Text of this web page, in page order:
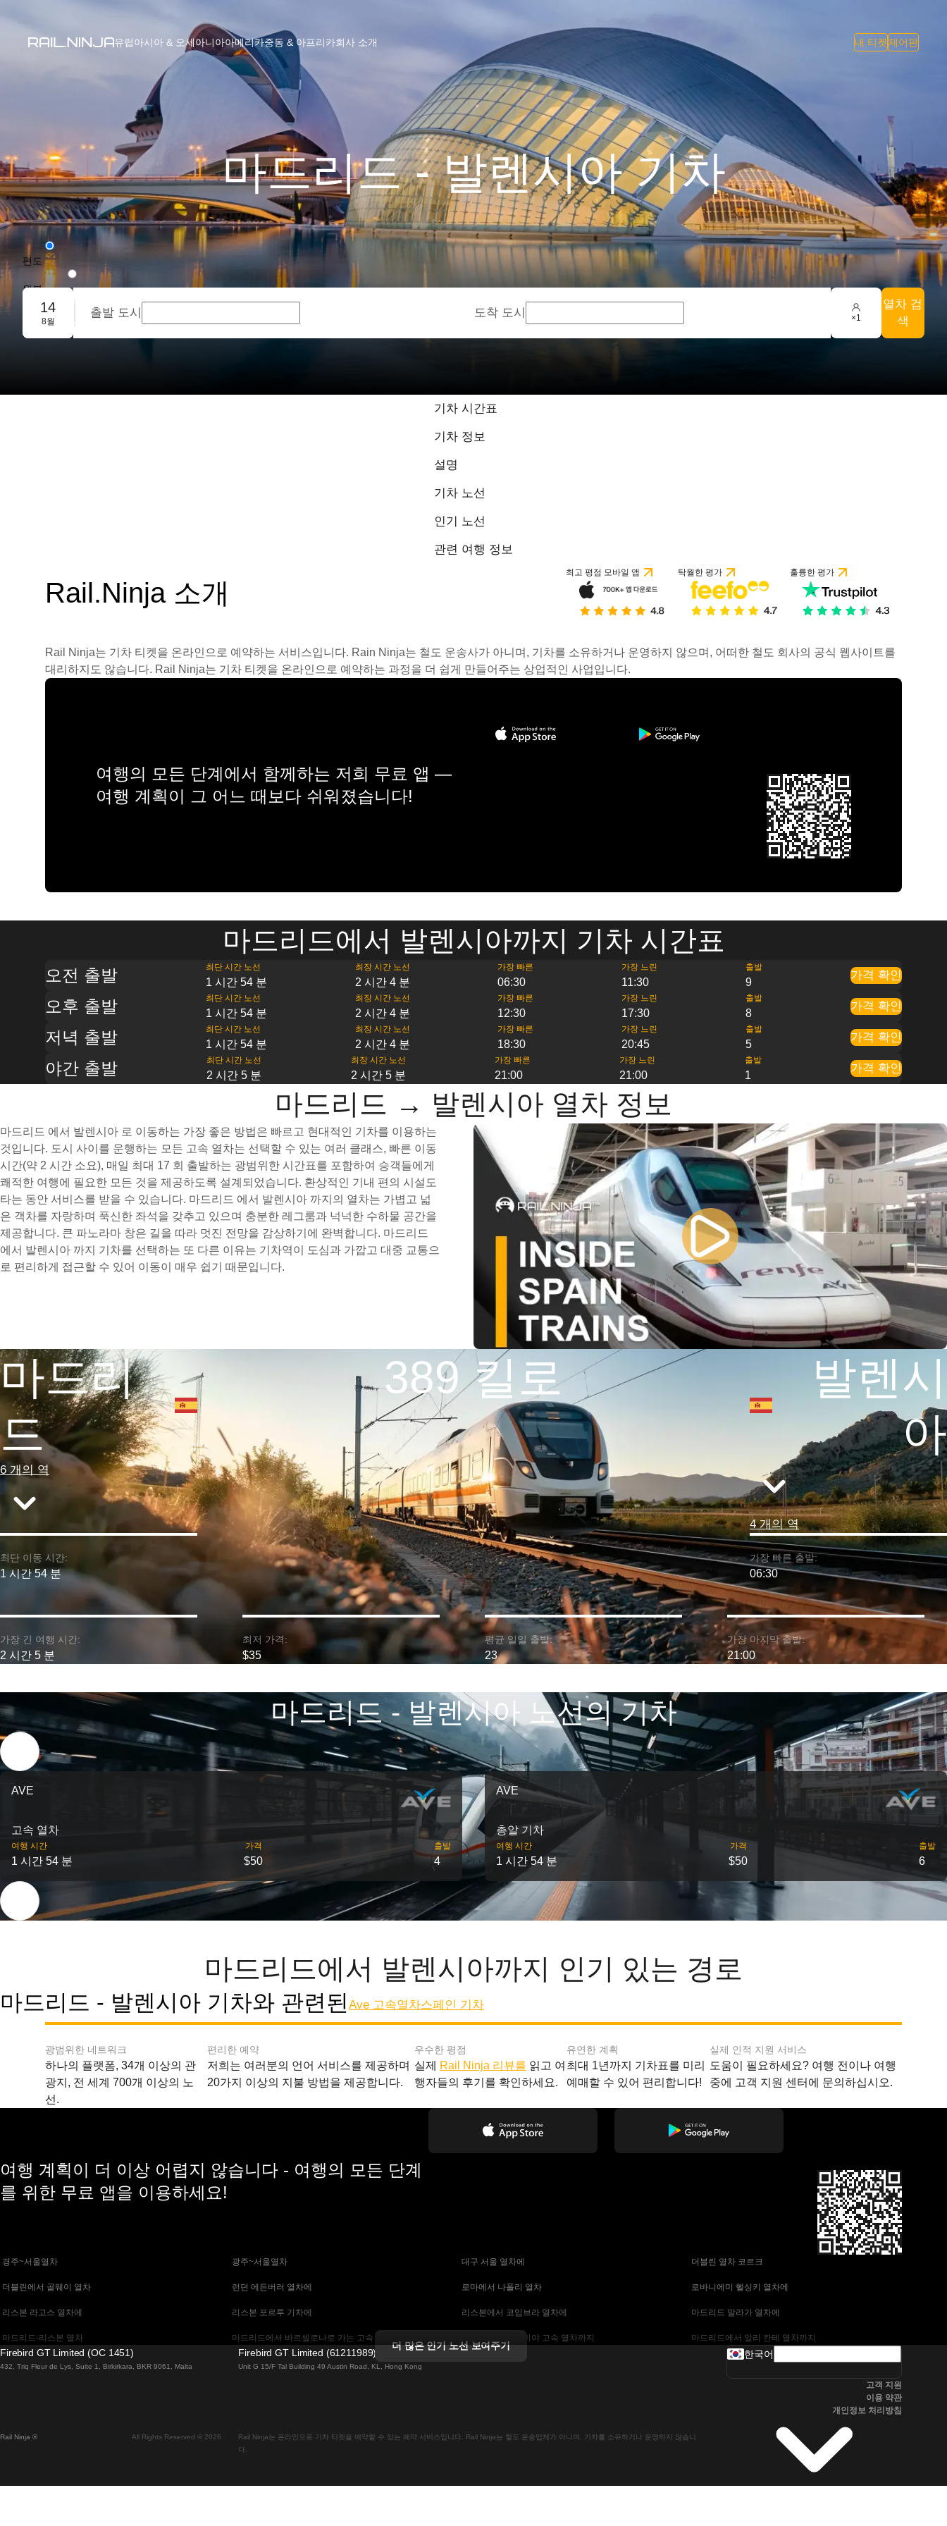
유럽아시아 & 오세아니아아메리카중동 & 아프리카회사 소개 내 티켓 제어판
마드리드 - 발렌시아 기차
편도
왕복
단체 예약
14
8월
출발 도시 도착 도시 ×1
열차 검
색
기차 시간표
기차 정보
설명
기차 노선
인기 노선
관련 여행 정보
Rail.Ninja 소개
최고 평점 모바일 앱 탁월한 평가 훌륭한 평가
Rail Ninja는 기차 티켓을 온라인으로 예약하는 서비스입니다. Rain Ninja는 철도 운송사가 아니며, 기차를 소유하거나 운영하지 않으며, 어떠한 철도 회사의 공식 웹사이트를
대리하지도 않습니다. Rail Ninja는 기차 티켓을 온라인으로 예약하는 과정을 더 쉽게 만들어주는 상업적인 사업입니다.
여행의 모든 단계에서 함께하는 저희 무료 앱 —
여행 계획이 그 어느 때보다 쉬워졌습니다!
마드리드에서 발렌시아까지 기차 시간표
오전 출발 최단 시간 노선
1 시간 54 분
최장 시간 노선
2 시간 4 분
가장 빠른
06:30
가장 느린
11:30
출발
9
가격 확인
오후 출발 최단 시간 노선
1 시간 54 분
최장 시간 노선
2 시간 4 분
가장 빠른
12:30
가장 느린
17:30
출발
8
가격 확인
저녁 출발 최단 시간 노선
1 시간 54 분
최장 시간 노선
2 시간 4 분
가장 빠른
18:30
가장 느린
20:45
출발
5
가격 확인
야간 출발 최단 시간 노선
2 시간 5 분
최장 시간 노선
2 시간 5 분
가장 빠른
21:00
가장 느린
21:00
출발
1
가격 확인
마드리드 → 발렌시아 열차 정보
마드리드 에서 발렌시아 로 이동하는 가장 좋은 방법은 빠르고 현대적인 기차를 이용하는
것입니다. 도시 사이를 운행하는 모든 고속 열차는 선택할 수 있는 여러 클래스, 빠른 이동
시간(약 2 시간 소요), 매일 최대 17 회 출발하는 광범위한 시간표를 포함하여 승객들에게
쾌적한 여행에 필요한 모든 것을 제공하도록 설계되었습니다. 환상적인 기내 편의 시설도
타는 동안 서비스를 받을 수 있습니다. 마드리드 에서 발렌시아 까지의 열차는 가볍고 넓
은 객차를 자랑하며 푹신한 좌석을 갖추고 있으며 충분한 레그룸과 넉넉한 수하물 공간을
제공합니다. 큰 파노라마 창은 길을 따라 멋진 전망을 감상하기에 완벽합니다. 마드리드
에서 발렌시아 까지 기차를 선택하는 또 다른 이유는 기차역이 도심과 가깝고 대중 교통으
로 편리하게 접근할 수 있어 이동이 매우 쉽기 때문입니다.
마드리
드
6 개의 역
389 킬로
발렌시
아
4 개의 역
최단 이동 시간:
1 시간 54 분
가장 빠른 출발:
06:30
가장 긴 여행 시간:
2 시간 5 분
최저 가격:
$35
평균 일일 출발:
23
가장 마지막 출발:
21:00
마드리드 - 발렌시아 노선의 기차
AVE
고속 열차
여행 시간
1 시간 54 분
가격
$50
출발
4
AVE
총알 기차
여행 시간
1 시간 54 분
가격
$50
출발
6
마드리드에서 발렌시아까지 인기 있는 경로
9.8 / 10점, 68개 리뷰 기준
마드리드 - 발렌시아 기차와 관련된 Ave 고속열차스페인 기차
광범위한 네트워크
하나의 플랫폼, 34개 이상의 관
광지, 전 세계 700개 이상의 노
선.
편리한 예약
저희는 여러분의 언어 서비스를 제공하며
20가지 이상의 지불 방법을 제공합니다.
우수한 평점
실제 Rail Ninja 리뷰를 읽고 여
행자들의 후기를 확인하세요.
유연한 계획
최대 1년까지 기차표를 미리
예매할 수 있어 편리합니다!
실제 인적 지원 서비스
도움이 필요하세요? 여행 전이나 여행
중에 고객 지원 센터에 문의하십시오.
여행 계획이 더 이상 어렵지 않습니다 - 여행의 모든 단계
를 위한 무료 앱을 이용하세요!
경주~서울열차 광주~서울열차 대구 서울 열차에 더블린 열차 코르크
더블린에서 골웨이 열차 런던 에든버러 열차에 로마에서 나폴리 열차 로바니에미 헬싱키 열차에
리스본 라고스 열차에 리스본 포르투 기차에 리스본에서 코임브라 열차에 마드리드 말라가 열차에
마드리드-리스본 열차 마드리드에서 바르셀로나로 가는 고속 열차 마드리드에서 세비야 고속 열차까지 마드리드에서 알리 칸테 열차까지
말라가 마드리드 기차에 바르셀로나 마드리드 기차에 바르셀로나-말라가 열차
비엔나 부다페스트 기차에 비엔나에서 잘츠부르크 열차 비엔나에서 프라하 고속 열차에 서울~울산열차
더 많은 인기 노선 보여주기
Firebird GT Limited (OC 1451)
432, Triq Fleur de Lys, Suite 1, Birkirkara, BKR 9061, Malta
Firebird GT Limited (61211989)
Unit G 15/F Tal Building 49 Austin Road, KL, Hong Kong
Rail Ninja ® All Rights Reserved © 2026
Rail Ninja는 온라인으로 기차 티켓을 예약할 수 있는 예약 서비스입니다. Rail Ninja는 철도 운송업체가 아니며, 기차를 소유하거나 운영하지 않습니
다.
한국어
고객 지원
이용 약관
개인정보 처리방침